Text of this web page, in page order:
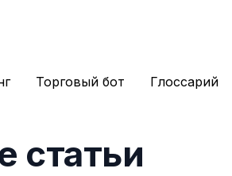
Торговый бот Глоссарий
статьи